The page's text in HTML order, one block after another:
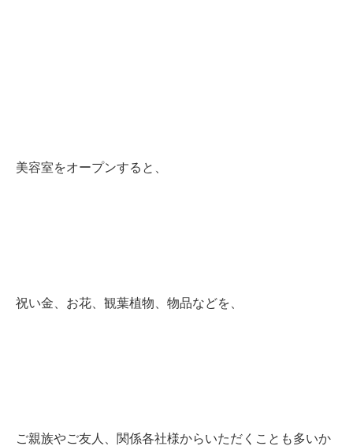
美容室をオープンすると、
祝い金、お花、観葉植物、物品などを、
ご親族やご友人、関係各社様からいただくことも多いか